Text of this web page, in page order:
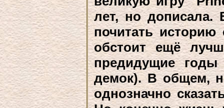
лет, но дописала.
почитать
обстоит ещё
предидущие
демок). В общем,
однозначно